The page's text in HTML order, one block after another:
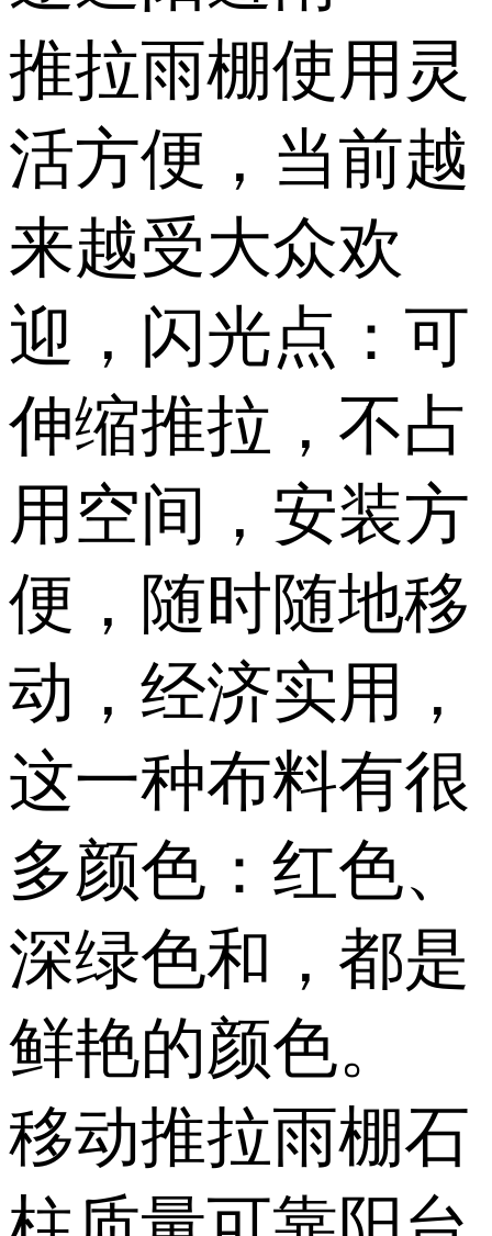
推拉雨棚使用灵
活方便，当前越
来越受大众欢
迎，闪光点：可
伸缩推拉，不占
用空间，安装方
便，随时随地移
动，经济实用，
这一种布料有很
多颜色：红色、
深绿色和，都是
鲜艳的颜色。
移动推拉雨棚石